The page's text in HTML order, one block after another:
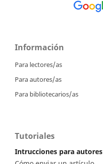
Información
Para lectores/as
Para autores/as
Para bibliotecarios/as
Tutoriales
Intrucciones para autores